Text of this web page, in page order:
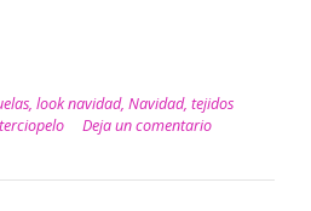
, look navidad, Navidad, tejidos
terciopelo Deja un comentario